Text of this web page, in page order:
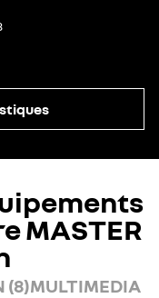
MASTER
(8)MULTIMEDIA